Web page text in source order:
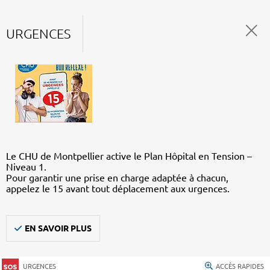
URGENCES
Le CHU de Montpellier active le Plan Hôpital en Tension –
Niveau 1.
Pour garantir une prise en charge adaptée à chacun,
appelez le 15 avant tout déplacement aux urgences.
EN SAVOIR PLUS
URGENCES ACCÈS RAPIDES